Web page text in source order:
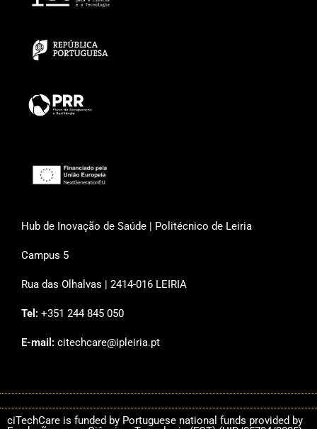
Hub de Inovação de Saúde | Politécnico de Leiria
Campus 5
Rua das Olhalvas | 2414-016 LEIRIA
Tel: +351 244 845 050
E-mail: citechcare@ipleiria.pt
ciTechCare is funded by Portuguese national funds provided by